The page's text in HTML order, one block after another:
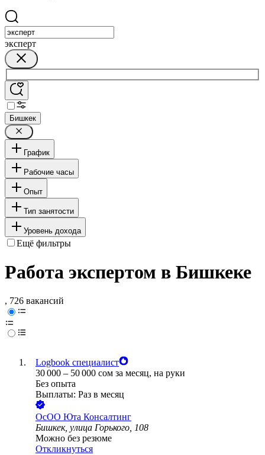
эксперт
Бишкек
График
Рабочие часы
Опыт
Тип занятости
Уровень дохода
Ещё фильтры
Работа экспертом в Бишкеке
, 726 вакансий
Logbook специалист
30 000 – 50 000 сом за месяц, на руки
Без опыта
Выплаты: Раз в месяц
ОсОО Юта Консалтинг
Бишкек, улица Горького, 108
Можно без резюме
Откликнуться